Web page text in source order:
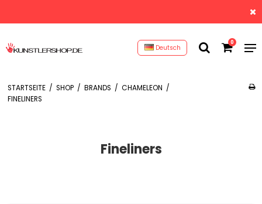
Deutsch
0
STARTSEITE / SHOP / BRANDS / CHAMELEON /
FINELINERS
Fineliners